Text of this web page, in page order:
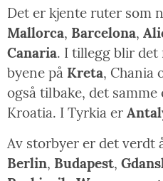
Det er kjente ruter som
Mallorca, Barcelona,
Canaria. I tillegg blir
byene på Kreta, Chania
også tilbake, det samme
Kroatia. I Tyrkia er
Av storbyer er det verdt
Berlin, Budapest,